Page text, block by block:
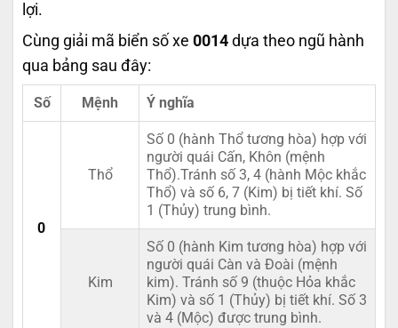
lợi.
Cùng giải mã biển số xe 0014 dựa theo ngũ hành
qua bảng sau đây:
Số Mệnh Ý nghĩa
0
Thổ
Số 0 (hành Thổ tương hòa) hợp với
người quái Cấn, Khôn (mệnh
Thổ).Tránh số 3, 4 (hành Mộc khắc
Thổ) và số 6, 7 (Kim) bị tiết khí. Số
1 (Thủy) trung bình.
Kim
Số 0 (hành Kim tương hòa) hợp với
người quái Càn và Đoài (mệnh
kim). Tránh số 9 (thuộc Hỏa khắc
Kim) và số 1 (Thủy) bị tiết khí. Số 3
và 4 (Mộc) được trung bình.